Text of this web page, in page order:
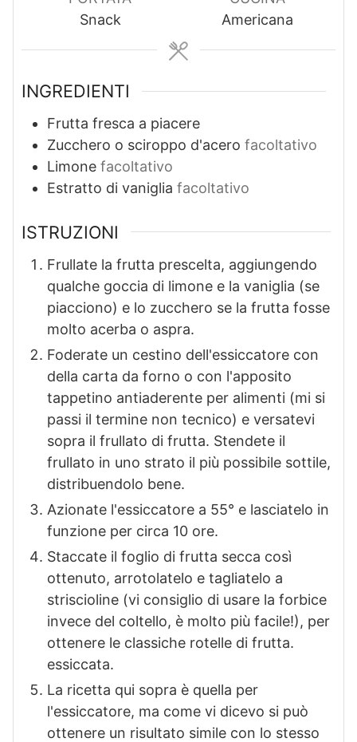
t
Snack
Americana
INGREDIENTI
Frutta fresca a piacere
Zucchero o sciroppo d'acero facoltativo
Limone facoltativo
Estratto di vaniglia facoltativo
ISTRUZIONI
Frullate la frutta prescelta, aggiungendo
qualche goccia di limone e la vaniglia (se
piacciono) e lo zucchero se la frutta fosse
molto acerba o aspra.
Foderate un cestino dell'essiccatore con
della carta da forno o con l'apposito
tappetino antiaderente per alimenti (mi si
passi il termine non tecnico) e versatevi
sopra il frullato di frutta. Stendete il
frullato in uno strato il più possibile sottile,
distribuendolo bene.
Azionate l'essiccatore a 55° e lasciatelo in
funzione per circa 10 ore.
Staccate il foglio di frutta secca così
ottenuto, arrotolatelo e tagliatelo a
striscioline (vi consiglio di usare la forbice
invece del coltello, è molto più facile!), per
ottenere le classiche rotelle di frutta.
essiccata.
La ricetta qui sopra è quella per
l'essiccatore, ma come vi dicevo si può
ottenere un risultato simile con lo stesso